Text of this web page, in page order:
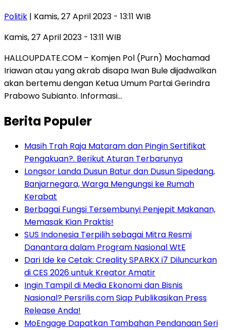
Politik | Kamis, 27 April 2023 - 13:11 WIB
Kamis, 27 April 2023 - 13:11 WIB
HALLOUPDATE.COM – Komjen Pol (Purn) Mochamad
Iriawan atau yang akrab disapa Iwan Bule dijadwalkan
akan bertemu dengan Ketua Umum Partai Gerindra
Prabowo Subianto. Informasi…
Berita Populer
Masih Trah Raja Mataram dan Pingin Sertifikat
Pengakuan?. Berikut Aturan Terbarunya
Longsor Landa Dusun Batur dan Dusun Sipedang,
Banjarnegara, Warga Mengungsi ke Rumah
Kerabat
Berbagai Fungsi Tersembunyi Penjepit Makanan,
Memasak Kian Praktis!
SUS Indonesia Terpilih sebagai Mitra Resmi
Danantara dalam Program Nasional WtE
Dari Ide ke Cetak: Creality SPARKX i7 Diluncurkan
di CES 2026 untuk Kreator Amatir
Ingin Tampil di Media Ekonomi dan Bisnis
Nasional? Persrilis.com Siap Publikasikan Press
Release Anda!
MoEngage Dapatkan Tambahan Pendanaan Seri